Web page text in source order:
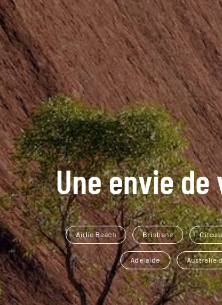
Une envie
Airlie Beach Brisbane
Adelaïde Australie